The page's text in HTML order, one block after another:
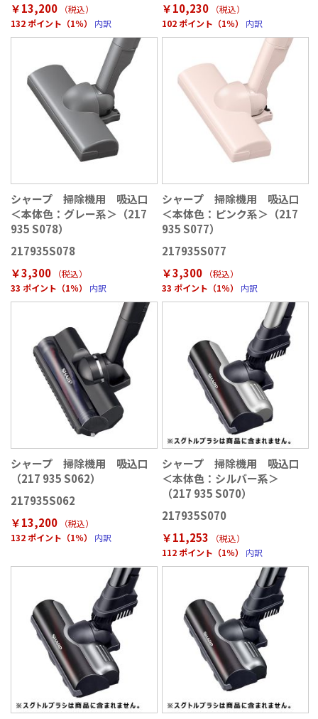
￥13,200
（税込）
132 ポイント（1％）
内訳
￥10,230
（税込）
102 ポイント（1％）
内訳
シャープ 掃除機用 吸込口
＜本体色：グレー系＞（217
935 S078）
217935S078
￥3,300
（税込）
33 ポイント（1％）
内訳
シャープ 掃除機用 吸込口
＜本体色：ピンク系＞（217
935 S077）
217935S077
￥3,300
（税込）
33 ポイント（1％）
内訳
シャープ 掃除機用 吸込口
（217 935 S062）
217935S062
￥13,200
（税込）
132 ポイント（1％）
内訳
シャープ 掃除機用 吸込口
＜本体色：シルバー系＞
（217 935 S070）
217935S070
￥11,253
（税込）
112 ポイント（1％）
内訳